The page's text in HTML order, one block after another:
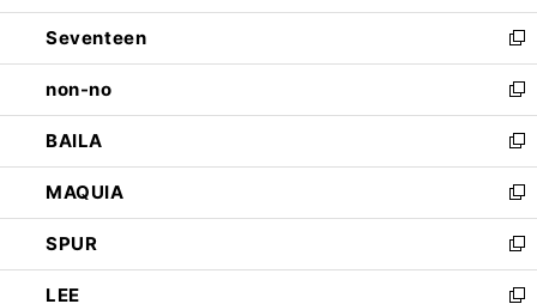
開
く
ウ
で
開
く
ン
ド
ウ
で
開
く
Seventeen
新
し
い
ウ
ィ
ン
ド
ウ
で
開
く
non-no
新
し
い
ウ
ィ
ン
ド
ウ
で
BAILA
新
し
い
ウ
ィ
ン
ド
MAQUIA
新
し
い
ウ
ィ
SPUR
新
し
い
LEE